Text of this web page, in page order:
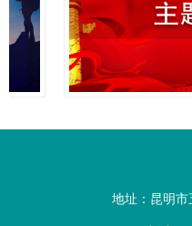
地址：昆明市